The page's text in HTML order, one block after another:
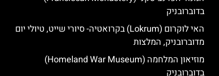
בדוברובניק
האי לוקרום (Lokrum) בקרואטיה- סיורי שייט, טיולי יום
מדוברובניק, המלצות
מוזיאון המלחמה (Homeland War Museum)
בדוברובניק